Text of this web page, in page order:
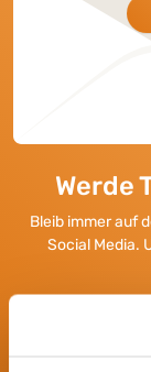
Werde
Bleib immer auf
Social Media.